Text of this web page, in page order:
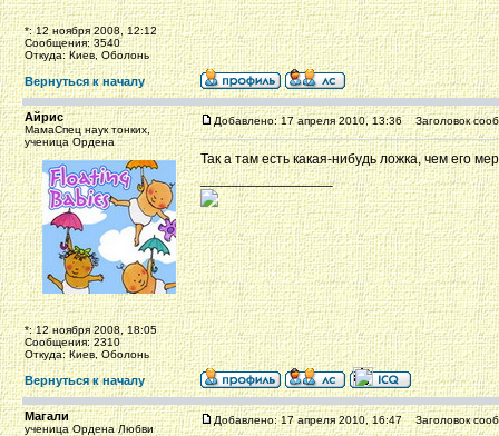
*: 12 ноября 2008, 12:12
Сообщения: 3540
Откуда: Киев, Оболонь
Вернуться к началу
Айрис
МамаСпец наук тонких,
ученица Ордена
*: 12 ноября 2008, 18:05
Сообщения: 2310
Откуда: Киев, Оболонь
Добавлено: 17 апреля 2010, 13:36 Заголовок
Так а там есть какая-нибудь ложка, чем его
_________________
Вернуться к началу
Магали
ученица Ордена Любви
Добавлено: 17 апреля 2010, 16:47 Заголовок